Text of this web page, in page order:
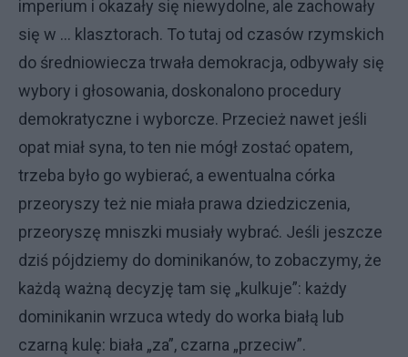
imperium i okazały się niewydolne, ale zachowały
się w … klasztorach. To tutaj od czasów rzymskich
do średniowiecza trwała demokracja, odbywały się
wybory i głosowania, doskonalono procedury
demokratyczne i wyborcze. Przecież nawet jeśli
opat miał syna, to ten nie mógł zostać opatem,
trzeba było go wybierać, a ewentualna córka
przeoryszy też nie miała prawa dziedziczenia,
przeoryszę mniszki musiały wybrać. Jeśli jeszcze
dziś pójdziemy do dominikanów, to zobaczymy, że
każdą ważną decyzję tam się „kulkuje”: każdy
dominikanin wrzuca wtedy do worka białą lub
czarną kulę: biała „za”, czarna „przeciw”.